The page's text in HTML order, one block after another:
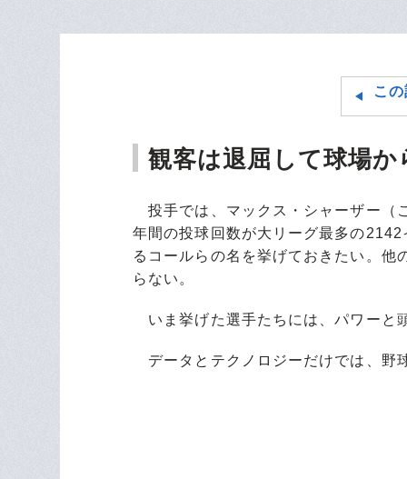
こ
観客は退屈して球場
投手では、マックス・シャーザー（
年間の投球回数が大リーグ最多の
るコールらの名を挙げておきたい。他
らない。
いま挙げた選手たちには、パワーと
データとテクノロジーだけでは、野